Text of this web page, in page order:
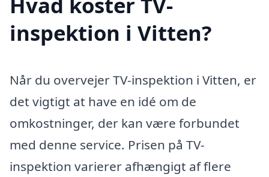
inspektion i Vitten?
Når du overvejer TV-inspektion i Vitten, er
det vigtigt at have en idé om de
omkostninger, der kan være forbundet
med denne service. Prisen på TV-
inspektion varierer afhængigt af flere